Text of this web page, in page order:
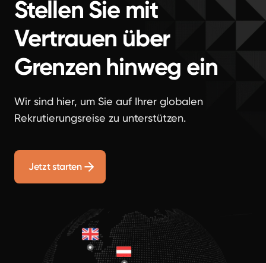
Stellen Sie mit
Vertrauen über
Grenzen hinweg ein
Wir sind hier, um Sie auf Ihrer globalen
Rekrutierungsreise zu unterstützen.
Jetzt starten